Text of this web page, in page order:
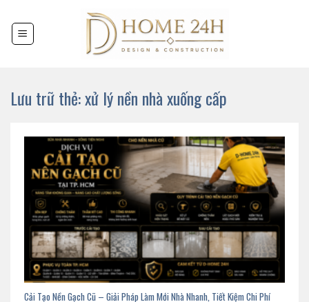
đến
nội
Lưu trữ thẻ:xử lý nền nhà xuống cấp
Cải Tạo Nền Gạch Cũ – Giải Pháp Làm Mới Nhà Nhanh, Tiết Kiệm Chi Phí